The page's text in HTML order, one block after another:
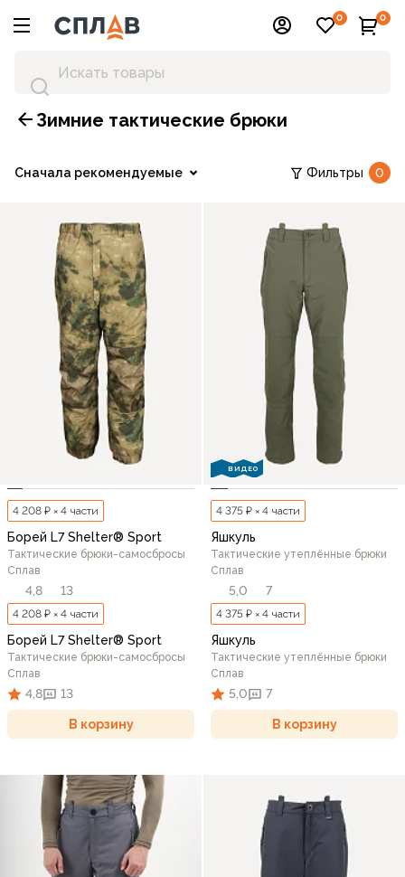
0 0
Зимние тактические брюки
Сначала рекомендуемые Фильтры 0
4 208 ₽ × 4 части
Борей L7 Shelter® Sport
Тактические брюки-самосбросы
Сплав
4,8 13
4 208 ₽ × 4 части
Борей L7 Shelter® Sport
Тактические брюки-самосбросы
Сплав
4,8 13
В корзину
ВИДЕО
4 375 ₽ × 4 части
Яшкуль
Тактические утеплённые брюки
Сплав
5,0 7
4 375 ₽ × 4 части
Яшкуль
Тактические утеплённые брюки
Сплав
5,0 7
В корзину